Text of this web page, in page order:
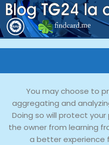
You may choose to
aggregating and
Doing so will protect
the owner from learning
a better experience